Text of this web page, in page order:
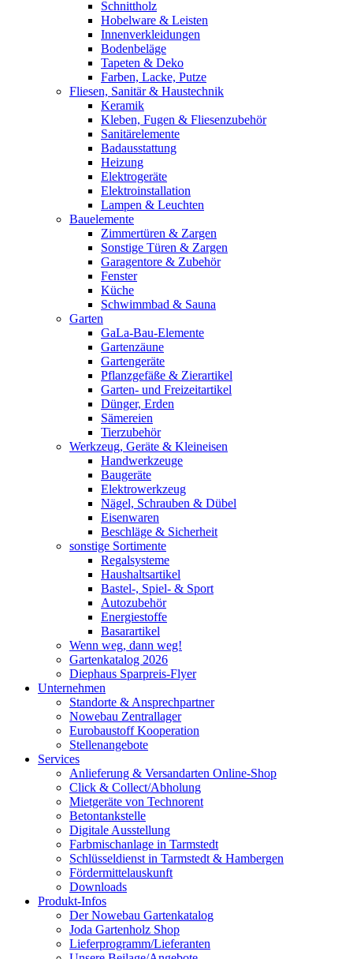
Schnittholz
Hobelware & Leisten
Innenverkleidungen
Bodenbeläge
Tapeten & Deko
Farben, Lacke, Putze
Fliesen, Sanitär & Haustechnik
Keramik
Kleben, Fugen & Fliesenzubehör
Sanitärelemente
Badausstattung
Heizung
Elektrogeräte
Elektroinstallation
Lampen & Leuchten
Bauelemente
Zimmertüren & Zargen
Sonstige Türen & Zargen
Garagentore & Zubehör
Fenster
Küche
Schwimmbad & Sauna
Garten
GaLa-Bau-Elemente
Gartenzäune
Gartengeräte
Pflanzgefäße & Zierartikel
Garten- und Freizeitartikel
Dünger, Erden
Sämereien
Tierzubehör
Werkzeug, Geräte & Kleineisen
Handwerkzeuge
Baugeräte
Elektrowerkzeug
Nägel, Schrauben & Dübel
Eisenwaren
Beschläge & Sicherheit
sonstige Sortimente
Regalsysteme
Haushaltsartikel
Bastel-, Spiel- & Sport
Autozubehör
Energiestoffe
Basarartikel
Wenn weg, dann weg!
Gartenkatalog 2026
Diephaus Sparpreis-Flyer
Unternehmen
Standorte & Ansprechpartner
Nowebau Zentrallager
Eurobaustoff Kooperation
Stellenangebote
Services
Anlieferung & Versandarten Online-Shop
Click & Collect/Abholung
Mietgeräte von Technorent
Betontankstelle
Digitale Ausstellung
Farbmischanlage in Tarmstedt
Schlüsseldienst in Tarmstedt & Hambergen
Fördermittelauskunft
Downloads
Produkt-Infos
Der Nowebau Gartenkatalog
Joda Gartenholz Shop
Lieferprogramm/Lieferanten